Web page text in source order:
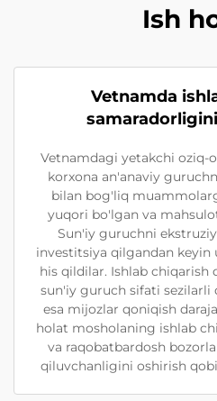
Ish
Vetnamda
Vetnamdagi yetakchi oziq-
korxona an'anaviy
bilan bog'liq
yuqori bo'lgan va
Sun'iy guruchni
investitsiya qilgandan keyin
his qildilar. Ishlab chiqarish
sun'iy guruch sifati sezilarli
esa mijozlar qoniqish
holat mosholaning ishlab
va raqobatbardosh
qiluvchanligini oshirish